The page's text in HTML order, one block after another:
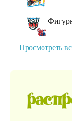
Просмотреть